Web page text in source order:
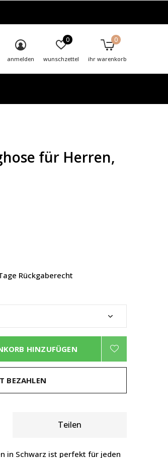
anmelden wunschzettel
0
ihr warenkorb
0
für Herren,
Rückgaberecht
HINZUFÜGEN
BEZAHLEN
Teilen
in Schwarz ist perfekt für jeden